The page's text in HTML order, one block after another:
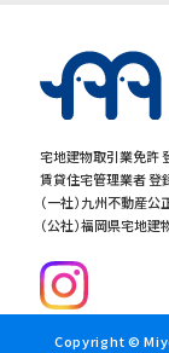
宅地建物取引業免許
賃貸住宅管理業者 登
（一社）九州不動産
（公社）福岡県宅地
Copyright ©